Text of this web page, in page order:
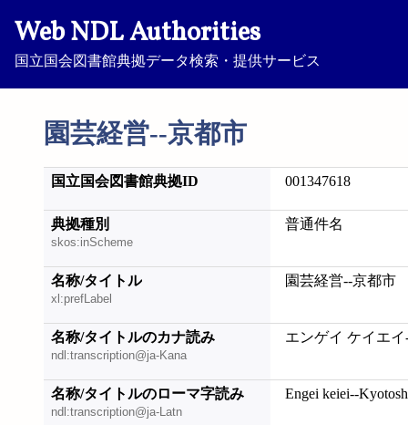
Web NDL Authorities
国立国会図書館典拠データ検索・提供サービス
園芸経営--京都市
国立国会図書館典拠ID 001347618
典拠種別
skos:inScheme
普通件名
名称/タイトル
xl:prefLabel
園芸経営--京都市
名称/タイトルのカナ読み
ndl:transcription@ja-Kana
エンゲイ ケイエ
名称/タイトルのローマ字読み
ndl:transcription@ja-Latn
Engei keiei--